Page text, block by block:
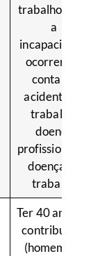
trabalho ou se
a
incapacidade
ocorrer em
conta de
acidente de
trabalho,
doença
profissional ou
doença do
trabalho
Ter 40 anos de
contribuição
(homem) ou